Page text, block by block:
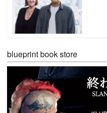
blueprint book store